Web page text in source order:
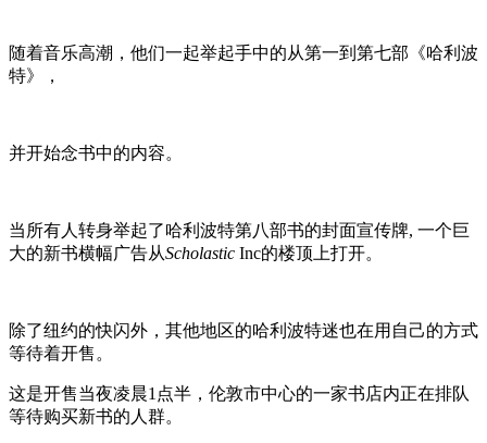
随着音乐高潮，他们一起举起手中的从第一到第七部《哈利波
特》，
并开始念书中的内容。
当所有人转身举起了哈利波特第八部书的封面宣传牌, 一个巨
大的新书横幅广告从Scholastic Inc的楼顶上打开。
除了纽约的快闪外，其他地区的哈利波特迷也在用自己的方式
等待着开售。
这是开售当夜凌晨1点半，伦敦市中心的一家书店内正在排队
等待购买新书的人群。